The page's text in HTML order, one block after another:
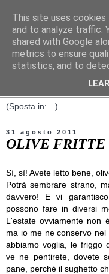
31 agosto 2011
OLIVE FRITTE
Sì, sì! Avete letto bene,
Potrà sembrare strano,
davvero! E vi
possono fare in diversi
L'estate ovviamente non
ma io me ne conservo
abbiamo voglia, le friggo
ve ne pentirete, dovete
pane, perchè il sughetto
This site uses
and to analyze traffic.
shared with Google
metrics to ensure
statistics, and to